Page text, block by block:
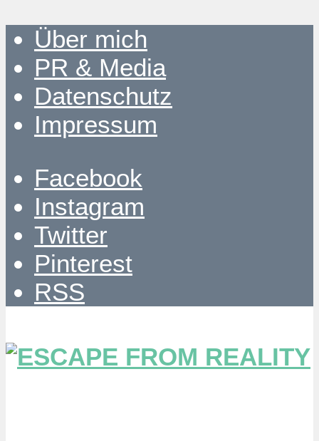
Über mich
PR & Media
Datenschutz
Impressum
Facebook
Instagram
Twitter
Pinterest
RSS